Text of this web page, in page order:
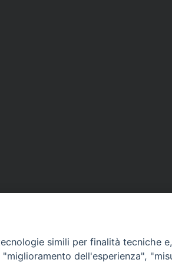
simili per finalità tecniche
dell'esperienza",